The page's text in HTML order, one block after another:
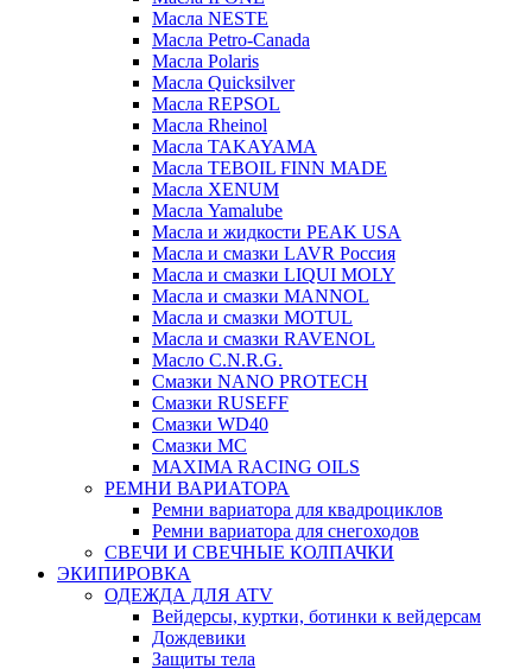
Масла NESTE
Масла Petro-Canada
Масла Polaris
Масла Quicksilver
Масла REPSOL
Масла Rheinol
Масла TAKAYAMA
Масла TEBOIL FINN MADE
Масла XENUM
Масла Yamalube
Масла и жидкости PEAK USA
Масла и смазки LAVR Россия
Масла и смазки LIQUI MOLY
Масла и смазки MANNOL
Масла и смазки MOTUL
Масла и смазки RAVENOL
Масло C.N.R.G.
Смазки NANO PROTECH
Смазки RUSEFF
Смазки WD40
Смазки МС
MAXIMA RACING OILS
РЕМНИ ВАРИАТОРА
Ремни вариатора для квадроциклов
Ремни вариатора для снегоходов
СВЕЧИ И СВЕЧНЫЕ КОЛПАЧКИ
ЭКИПИРОВКА
ОДЕЖДА ДЛЯ ATV
Вейдерсы, куртки, ботинки к вейдерсам
Дождевики
Защиты тела